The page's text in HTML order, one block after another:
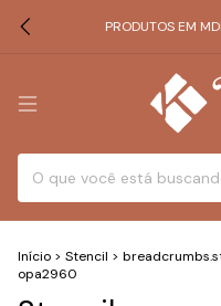
PRODUTOS EM
Início > Stencil >
opa2960